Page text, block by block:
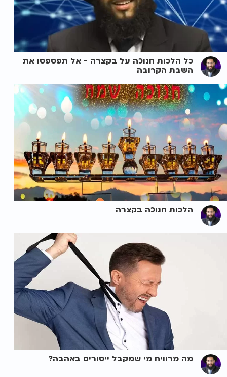
כל הלכות חנוכה על בקצרה - אל תפספסו את
השבת הקרובה
הלכות חנוכה בקצרה
מה מרוויח מי שמקבל ייסורים באהבה?